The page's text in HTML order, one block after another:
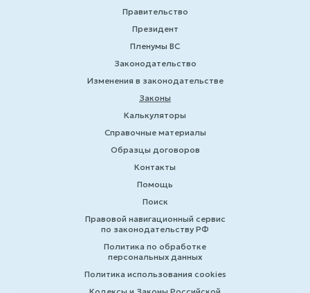
Правительство
Президент
Пленумы ВС
Законодательство
Изменения в законодательстве
Законы
Калькуляторы
Справочные материалы
Образцы договоров
Контакты
Помощь
Поиск
Правовой навигационный сервис
по законодательству РФ
Политика по обработке
персональных данных
Политика использования cookies